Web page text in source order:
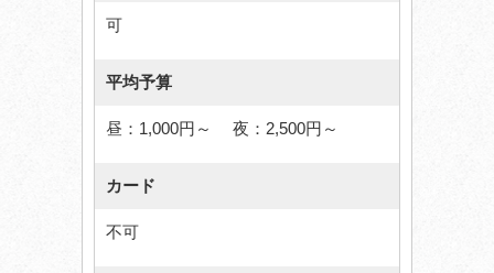
可
平均予算
昼：1,000円～ 夜：2,500円～
カード
不可